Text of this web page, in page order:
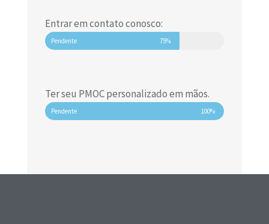
Entrar em contato conosco:
Pendente 75%
Ter seu PMOC personalizado em mãos.
Pendente 100%